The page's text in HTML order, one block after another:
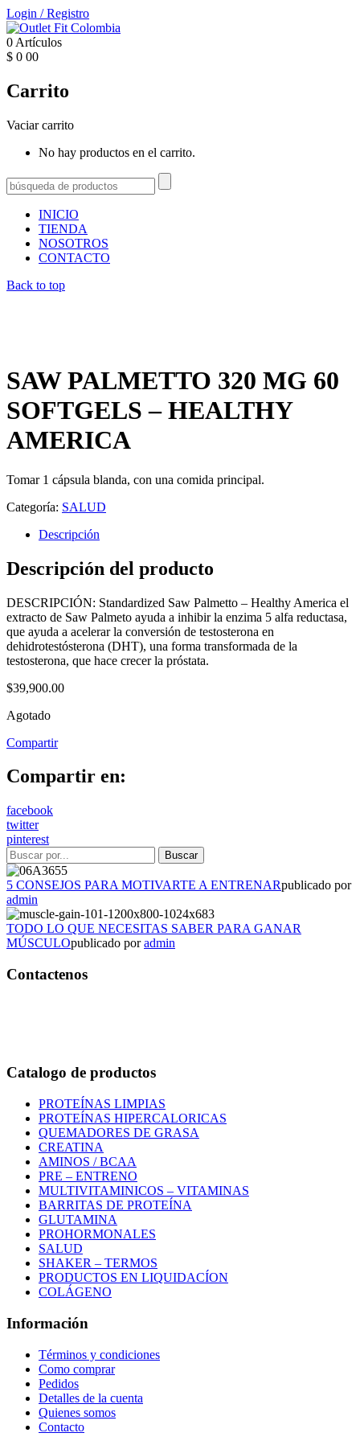
Login /Registro
0 Artículos
$ 0 00
Carrito
Vaciar carrito
No hay productos en el carrito.
INICIO
TIENDA
NOSOTROS
CONTACTO
Back to top
SAW PALMETTO 320 MG 60
SOFTGELS – HEALTHY
AMERICA
Tomar 1 cápsula blanda, con una comida principal.
Categoría: SALUD
Descripción
Descripción del producto
DESCRIPCIÓN: Standardized Saw Palmetto – Healthy America el
extracto de Saw Palmeto ayuda a inhibir la enzima 5 alfa reductasa,
que ayuda a acelerar la conversión de testosterona en
dehidrotestósterona (DHT), una forma transformada de la
testosterona, que hace crecer la próstata.
$39,900.00
Agotado
Compartir
Compartir en:
facebook
twitter
pinterest
5 CONSEJOS PARA MOTIVARTE A ENTRENARpublicado por
admin
TODO LO QUE NECESITAS SABER PARA GANAR
MÚSCULOpublicado poradmin
Contactenos
Catalogo de productos
PROTEÍNAS LIMPIAS
PROTEÍNAS HIPERCALORICAS
QUEMADORES DE GRASA
CREATINA
AMINOS / BCAA
PRE – ENTRENO
MULTIVITAMINICOS – VITAMINAS
BARRITAS DE PROTEÍNA
GLUTAMINA
PROHORMONALES
SALUD
SHAKER – TERMOS
PRODUCTOS EN LIQUIDACÍON
COLÁGENO
Información
Términos y condiciones
Como comprar
Pedidos
Detalles de la cuenta
Quienes somos
Contacto